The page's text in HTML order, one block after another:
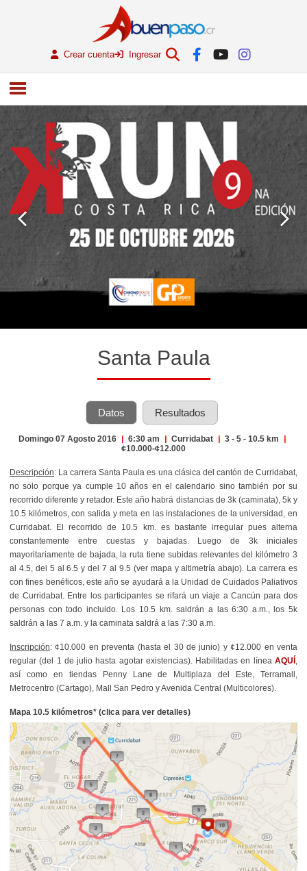
Crear cuenta Ingresar
Santa Paula
Datos Resultados
Domingo 07 Agosto 2016 | 6:30 am | Curridabat | 3 - 5 - 10.5 km
|
¢10.000-¢12.000
Descripción: La carrera Santa Paula es una clásica del cantón de Curridabat,
no solo porque ya cumple 10 años en el calendario sino también por su
recorrido diferente y retador. Este año habrá distancias de 3k (caminata), 5k y
10.5 kilómetros, con salida y meta en las instalaciones de la universidad, en
Curridabat. El recorrido de 10.5 km. es bastante irregular pues alterna
constantemente entre cuestas y bajadas. Luego de 3k iniciales
mayoritariamente de bajada, la ruta tiene subidas relevantes del kilómetro 3
al 4.5, del 5 al 6.5 y del 7 al 9.5 (ver mapa y altimetría abajo). La carrera es
con fines benéficos, este año se ayudará a la Unidad de Cuidados Paliativos
de Curridabat. Entre los participantes se rifará un viaje a Cancún para dos
personas con todo incluido. Los 10.5 km. saldrán a las 6:30 a.m., los 5k
saldrán a las 7 a.m. y la caminata saldrá a las 7:30 a.m.
Inscripción: ¢10.000 en preventa (hasta el 30 de junio) y ¢12.000 en venta
regular (del 1 de julio hasta agotar existencias). Habilitadas en línea AQUÍ
así como en tiendas Penny Lane de Multiplaza del Este, Terramall,
Metrocentro (Cartago), Mall San Pedro y Avenida Central (Multicolores).
Mapa 10.5 kilómetros* (clica para ver detalles)